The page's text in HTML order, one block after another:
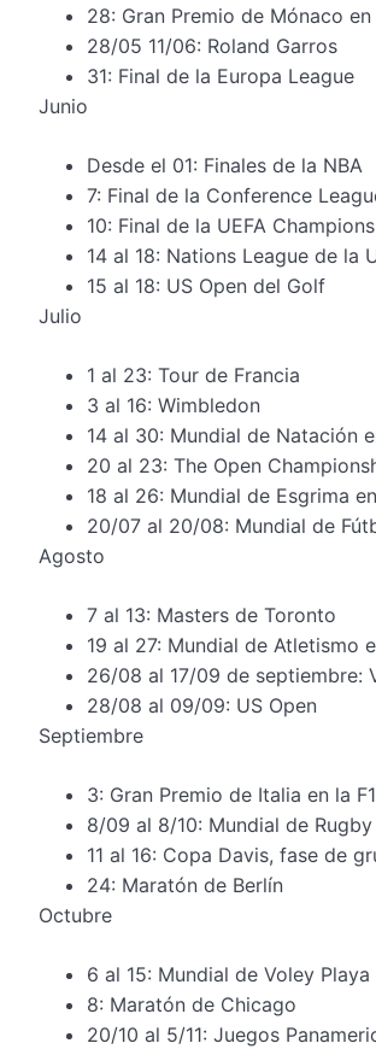
28: Gran Premio de Mónaco en
28/05 11/06: Roland Garros
31: Final de la Europa League
Junio
Desde el 01: Finales de la NBA
7: Final de la Conference
10: Final de la UEFA
14 al 18: Nations League de la
15 al 18: US Open del Golf
Julio
1 al 23: Tour de Francia
3 al 16: Wimbledon
14 al 30: Mundial de Natación
20 al 23: The Open
18 al 26: Mundial de Esgrima
20/07 al 20/08: Mundial de
Agosto
7 al 13: Masters de Toronto
19 al 27: Mundial de Atletismo
26/08 al 17/09 de septiembre:
28/08 al 09/09: US Open
Septiembre
3: Gran Premio de Italia en la F1
8/09 al 8/10: Mundial de Rugby
11 al 16: Copa Davis, fase de
24: Maratón de Berlín
Octubre
6 al 15: Mundial de Voley
8: Maratón de Chicago
20/10 al 5/11: Juegos